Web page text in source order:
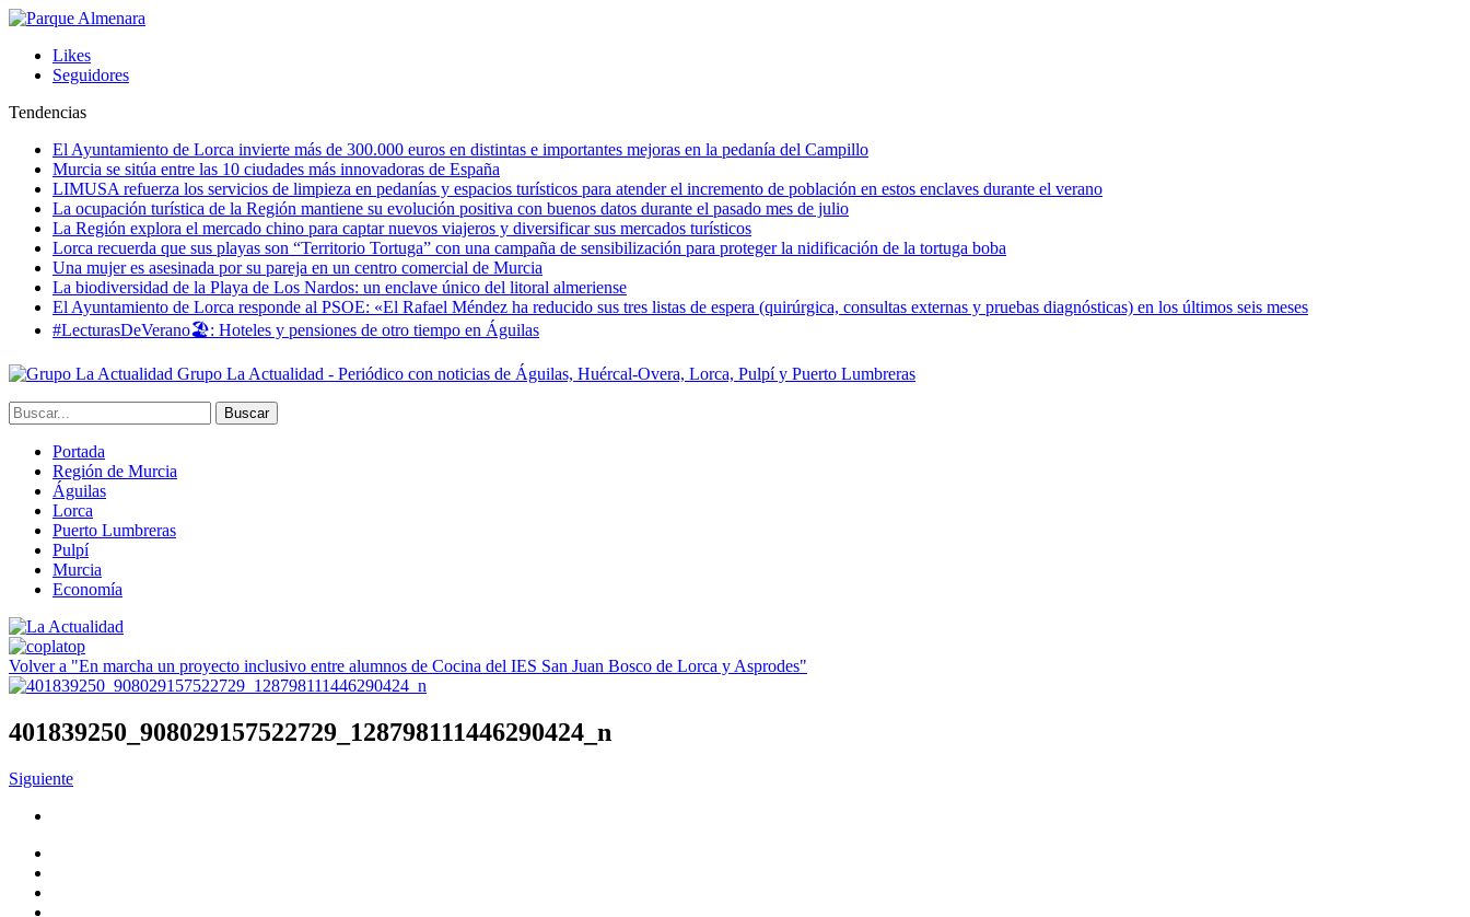
Likes
Seguidores
Tendencias
El Ayuntamiento de Lorca invierte más de 300.000 euros en distintas e importantes mejoras en la pedanía del Campillo
Murcia se sitúa entre las 10 ciudades más innovadoras de España
LIMUSA refuerza los servicios de limpieza en pedanías y espacios turísticos para atender el incremento de población en estos enclaves durante el verano
La ocupación turística de la Región mantiene su evolución positiva con buenos datos durante el pasado mes de julio
La Región explora el mercado chino para captar nuevos viajeros y diversificar sus mercados turísticos
Lorca recuerda que sus playas son “Territorio Tortuga” con una campaña de sensibilización para proteger la nidificación de la tortuga boba
Una mujer es asesinada por su pareja en un centro comercial de Murcia
La biodiversidad de la Playa de Los Nardos: un enclave único del litoral almeriense
El Ayuntamiento de Lorca responde al PSOE: «El Rafael Méndez ha reducido sus tres listas de espera (quirúrgica, consultas externas y pruebas diagnósticas) en los últimos seis meses
#LecturasDeVerano🏖: Hoteles y pensiones de otro tiempo en Águilas
Grupo La Actualidad - Periódico con noticias de Águilas, Huércal-Overa, Lorca, Pulpí y Puerto Lumbreras
Portada
Región de Murcia
Águilas
Lorca
Puerto Lumbreras
Pulpí
Murcia
Economía
Volver a "En marcha un proyecto inclusivo entre alumnos de Cocina del IES San Juan Bosco de Lorca y Asprodes"
401839250_908029157522729_128798111446290424_n
Siguiente